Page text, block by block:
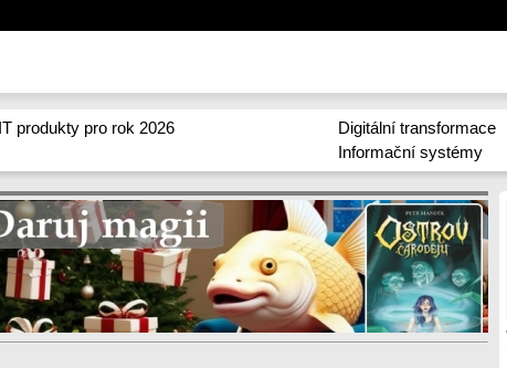
produkty pro rok 2026
Digitální transformace
Informační systémy